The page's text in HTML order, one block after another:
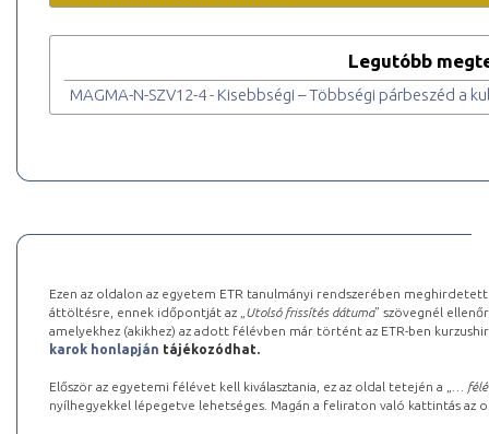
Legutóbb
MAGMA-N-SZV12-4 - Kisebbségi – Többségi párbeszéd a
Ezen az oldalon az egyetem ETR tanulmányi rendszerében
áttöltésre, ennek időpontját az „ Utolsó frissítés dátuma” szövegnél
amelyekhez (akikhez) az adott félévben már történt az ETR-ben
karok honlapján tájékozódhat.
Először az egyetemi félévet kell kiválasztania, ez az oldal tetején a „
…
nyílhegyekkel lépegetve lehetséges. Magán a feliraton való kattintás az